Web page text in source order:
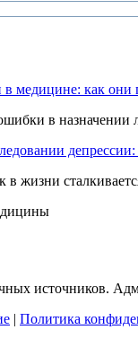
медицине: как они
в
депрессии:
жизни
источников.
Политика